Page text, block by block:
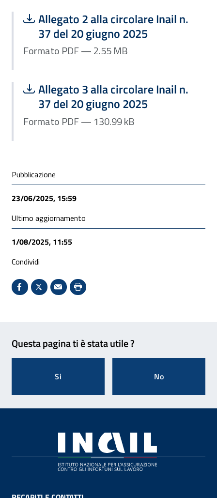
Scarica file:
Allegato 2 alla circolare Inail n.
37 del 20 giugno 2025
Formato PDF — Dimensione 2.55 MB
Formato PDF — 2.55 MB
Scarica file:
Allegato 3 alla circolare Inail n.
37 del 20 giugno 2025
Formato PDF — Dimensione 130.99 kB
Formato PDF — 130.99 kB
Condivisione social
Pubblicazione
23/06/2025, 15:59
Ultimo aggiornamento
1/08/2025, 11:55
Condividi
Condividi su Facebook - Sito esterno - Apertura in
X - Sito esterno - Apertura in nuova finestra
Invio Mail: apre il programma di posta
Stampa pagina: scelta meno
Questa pagina ti è stata utile ?
Si No